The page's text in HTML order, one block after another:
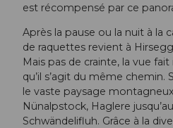
est récompensé par ce
Après la pause ou la nuit à la
de raquettes revient à
Mais pas de crainte, la vue
qu’il s’agit du même chemin.
le vaste paysage
Nünalpstock, Haglere
Schwändelifluh. Grâce à la